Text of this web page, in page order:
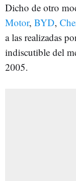
Dicho de otro
Motor, BYD,
a las realizadas
indiscutible del
2005.